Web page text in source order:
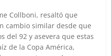
Collboni, resaltó que
cambio similar desde que
del 92 y asevera que estas
de la Copa América,